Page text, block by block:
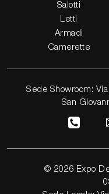
Salotti
Letti
Armadi
Camerette
Sede Showroom:
San
© 2026 Expo